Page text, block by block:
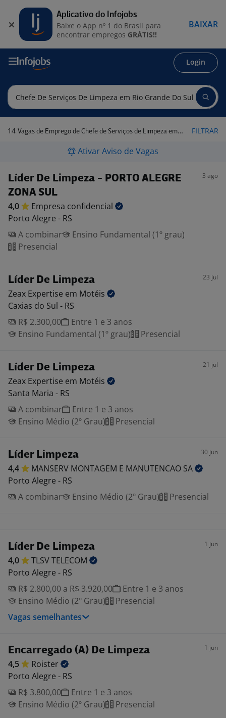
Login
14 Vagas de Emprego de Chefe de Serviços de Limpeza em Rio Grande do Sul FILTRAR
Ativar Aviso de Vagas
Líder De Limpeza - PORTO ALEGRE
ZONA SUL
3 ago
4,0 Empresa confidencial
Porto Alegre - RS
A combinar
Ensino Fundamental (1º grau)
Presencial
Líder De Limpeza 23 jul
Zeax Expertise em Motéis
Caxias do Sul - RS
R$ 2.300,00
Entre 1 e 3 anos
Ensino Fundamental (1º grau)
Presencial
Líder De Limpeza 21 jul
Zeax Expertise em Motéis
Santa Maria - RS
A combinar
Entre 1 e 3 anos
Ensino Médio (2º Grau)
Presencial
Líder Limpeza 30 jun
4,4 MANSERV MONTAGEM E MANUTENCAO SA
Porto Alegre - RS
A combinar
Ensino Médio (2º Grau) Presencial
Líder De Limpeza 1 jun
4,0 TLSVTELECOM
Porto Alegre - RS
R$ 2.800,00 a R$ 3.920,00
Entre 1 e 3 anos
Ensino Médio (2º Grau)
Presencial
Vagas semelhantes
Encarregado (A) De Limpeza 1 jun
4,5
Roister
Porto Alegre - RS
R$ 3.800,00
Entre 1 e 3 anos
Ensino Médio (2º Grau)
Presencial
Aplicativo do Infojobs
Baixe o App nº 1 do Brasil para
encontrar empregos GRÁTIS!!
BAIXAR